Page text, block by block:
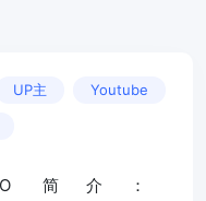
UP主 Youtube
简介：